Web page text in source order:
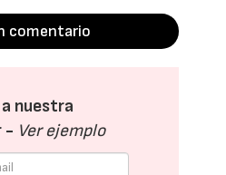
comentario
nuestra
- Ver ejemplo